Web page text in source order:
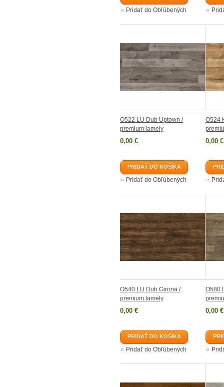
Pridať do Obľúbených
O522 LU Dub Uptown /
premium lamely
0,00 €
PRIDAŤ DO KOŠÍKA
Pridať do Obľúbených
O524
0,00 €
O540 LU Dub Girona /
premium lamely
0,00 €
PRIDAŤ DO KOŠÍKA
Pridať do Obľúbených
O580
0,00 €